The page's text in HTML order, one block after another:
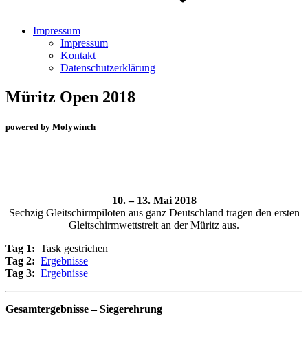
Impressum
Impressum
Kontakt
Datenschutzerklärung
Müritz Open 2018
powered by Molywinch
10. – 13. Mai 2018
Sechzig Gleitschirmpiloten aus ganz Deutschland tragen den ersten
Gleitschirmwettstreit an der Müritz aus.
Tag 1: Task gestrichen
Tag 2: Ergebnisse
Tag 3: Ergebnisse
Gesamtergebnisse – Siegerehrung